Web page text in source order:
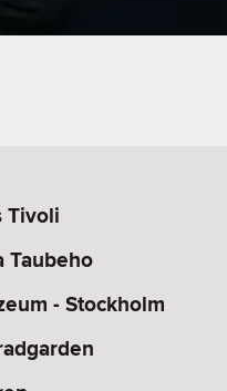
Tivoli
Taubeho
- Stockholm